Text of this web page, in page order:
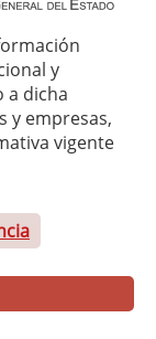
y
a dicha
y empresas,
vigente